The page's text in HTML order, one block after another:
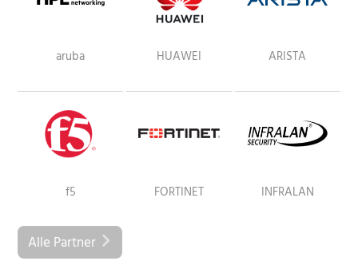
aruba HUAWEI ARISTA
f5 FORTINET INFRALAN
Alle Partner